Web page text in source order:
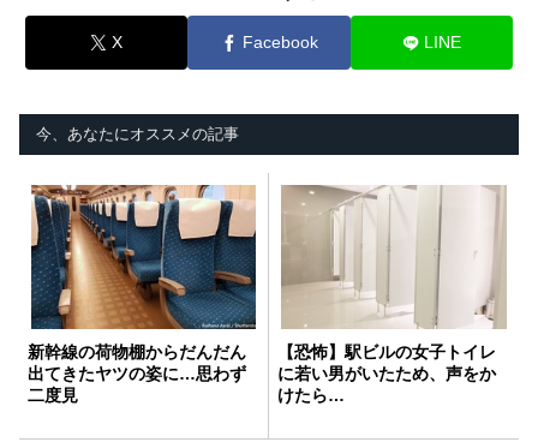
X Facebook LINE
今、あなたにオススメの記事
新幹線の荷物棚からだんだん
出てきたヤツの姿に…思わず
二度見
【恐怖】駅ビルの女子トイレ
に若い男がいたため、声をか
けたら…